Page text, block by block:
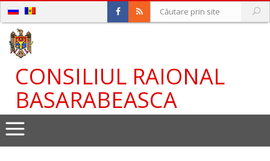
CONSILIUL RAIONAL
BASARABEASCA